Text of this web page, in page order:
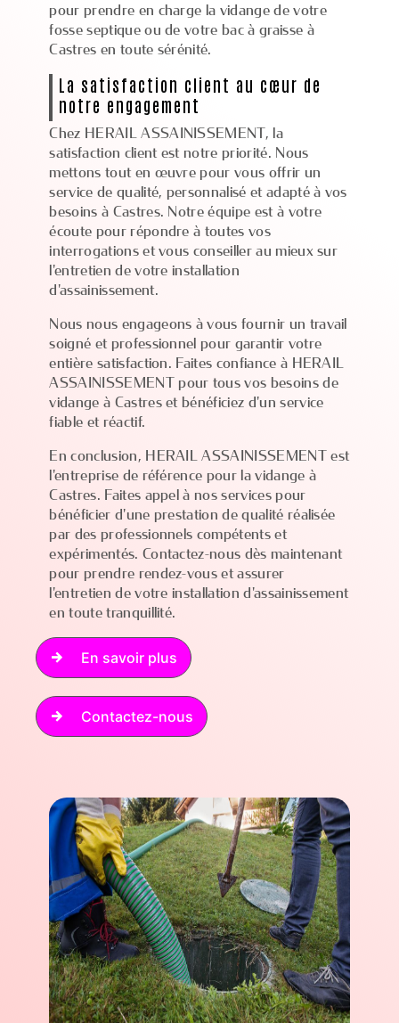
pour prendre en charge la vidange de votre
fosse septique ou de votre bac à graisse à
Castres en toute sérénité.
La satisfaction client au cœur de
notre engagement
Chez HERAIL ASSAINISSEMENT, la
satisfaction client est notre priorité. Nous
mettons tout en œuvre pour vous offrir un
service de qualité, personnalisé et adapté à vos
besoins à Castres. Notre équipe est à votre
écoute pour répondre à toutes vos
interrogations et vous conseiller au mieux sur
l'entretien de votre installation
d'assainissement.
Nous nous engageons à vous fournir un travail
soigné et professionnel pour garantir votre
entière satisfaction. Faites confiance à HERAIL
ASSAINISSEMENT pour tous vos besoins de
vidange à Castres et bénéficiez d'un service
fiable et réactif.
En conclusion, HERAIL ASSAINISSEMENT est
l'entreprise de référence pour la vidange à
Castres. Faites appel à nos services pour
bénéficier d'une prestation de qualité réalisée
par des professionnels compétents et
expérimentés. Contactez-nous dès maintenant
pour prendre rendez-vous et assurer
l'entretien de votre installation d'assainissement
en toute tranquillité.
En savoir plus
Contactez-nous